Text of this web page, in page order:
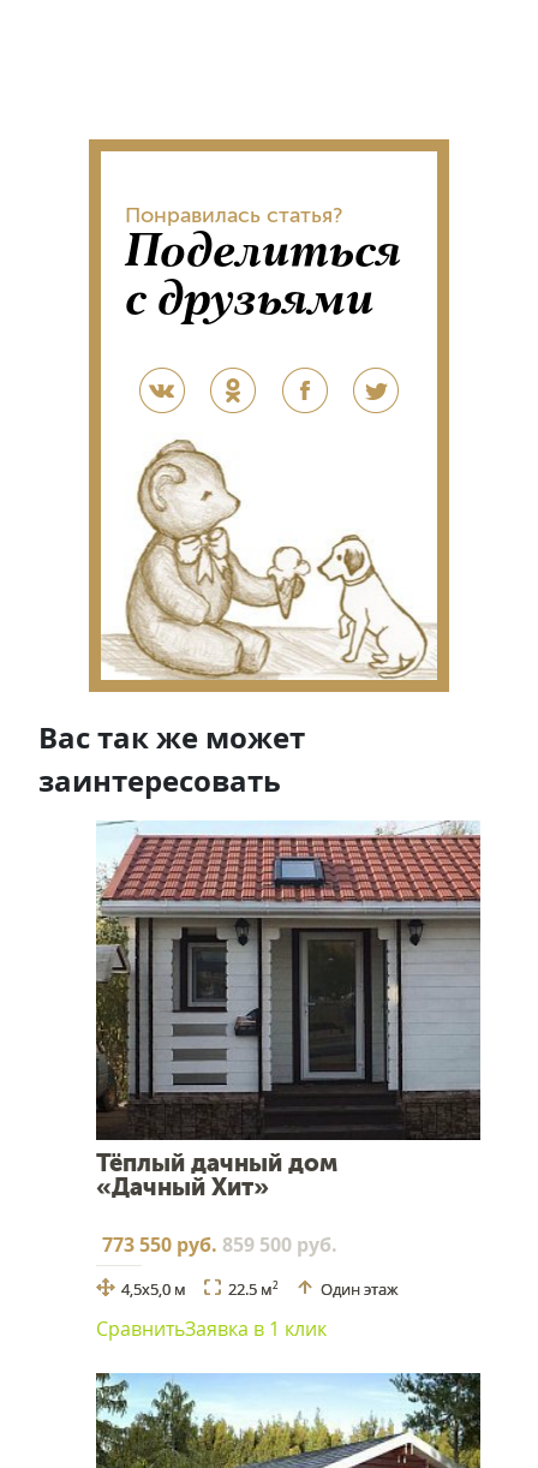
Понравилась статья?
Поделиться
с друзьями
Вас так же может
заинтересовать
Тёплый дачный дом
«Дачный Хит»
773 550 руб. 859 500 руб.
4,5х5,0 м 22.5 м2 Один этаж
СравнитьЗаявка в 1 клик